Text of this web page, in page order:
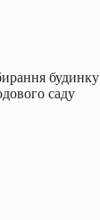
будинку
саду